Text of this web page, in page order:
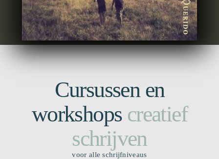
Cursussen en
workshops creatief
schrijven
voor alle schrijfniveaus